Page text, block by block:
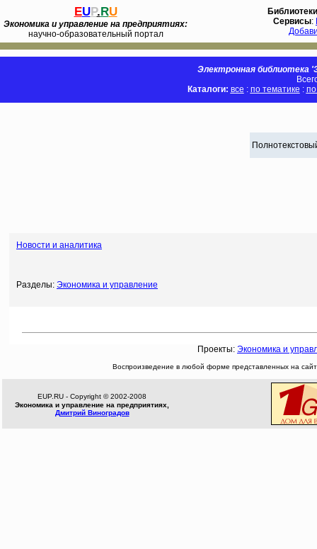
EUP.RU
Экономика и управление на предприятиях:
научно-образовательный портал
Библиотеки
Сервисы:
Электронная библиотека
Каталоги: все : по тематике :
Новости и аналитика
Разделы: Экономика и управление
Проекты: Экономика и
Воспроизведение в любой форме представленных на
EUP.RU - Copyright © 2002-2008
Экономика и управление на предприятиях,
Дмитрий Виноградов